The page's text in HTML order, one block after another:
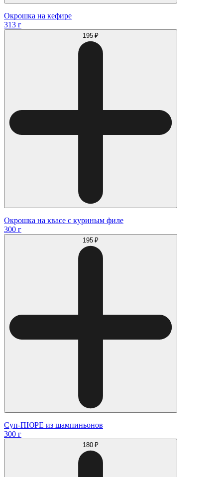
Окрошка на кефире
313 г
195 ₽
Окрошка на квасе с куриным филе
300 г
195 ₽
Суп-ПЮРЕ из шампиньонов
300 г
180 ₽